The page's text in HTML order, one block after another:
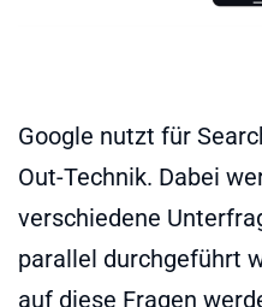
Google nutzt für
Out-Technik. Dabei
verschiedene
parallel durchgeführt
auf diese Fragen